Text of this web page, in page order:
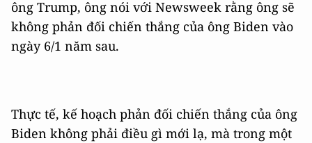
ông Trump, ông nói với Newsweek rằng ông sẽ
không phản đối chiến thắng của ông Biden vào
ngày 6/1 năm sau.
Thực tế, kế hoạch phản đối chiến thắng của ông
Biden không phải điều gì mới lạ, mà trong một